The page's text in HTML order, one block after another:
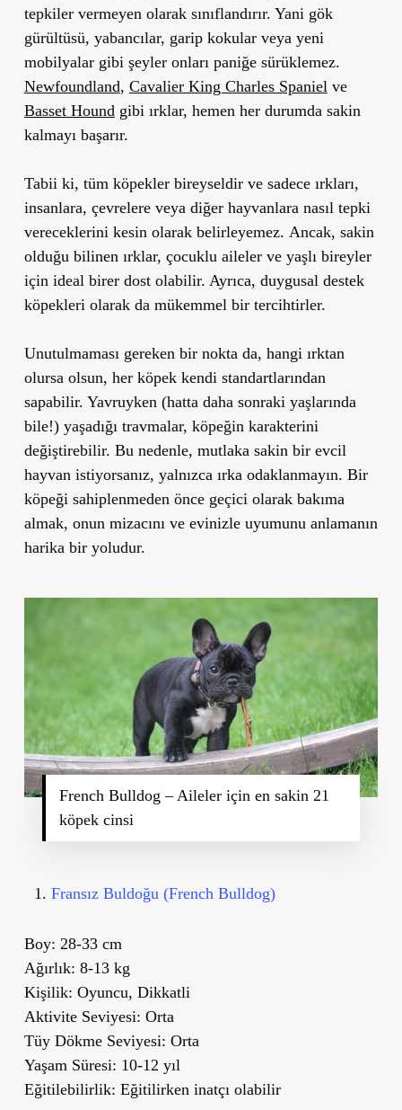
tepkiler vermeyen olarak sınıflandırır. Yani gök
gürültüsü, yabancılar, garip kokular veya yeni
mobilyalar gibi şeyler onları paniğe sürüklemez.
Newfoundland, Cavalier King Charles Spaniel ve
Basset Hound gibi ırklar, hemen her durumda sakin
kalmayı başarır.
Tabii ki, tüm köpekler bireyseldir ve sadece ırkları,
insanlara, çevrelere veya diğer hayvanlara nasıl tepki
vereceklerini kesin olarak belirleyemez. Ancak, sakin
olduğu bilinen ırklar, çocuklu aileler ve yaşlı bireyler
için ideal birer dost olabilir. Ayrıca, duygusal destek
köpekleri olarak da mükemmel bir tercihtirler.
Unutulmaması gereken bir nokta da, hangi ırktan
olursa olsun, her köpek kendi standartlarından
sapabilir. Yavruyken (hatta daha sonraki yaşlarında
bile!) yaşadığı travmalar, köpeğin karakterini
değiştirebilir. Bu nedenle, mutlaka sakin bir evcil
hayvan istiyorsanız, yalnızca ırka odaklanmayın. Bir
köpeği sahiplenmeden önce geçici olarak bakıma
almak, onun mizacını ve evinizle uyumunu anlamanın
harika bir yoludur.
French Bulldog – Aileler için en sakin 21
köpek cinsi
Fransız Buldoğu (French Bulldog)
Boy: 28-33 cm
Ağırlık: 8-13 kg
Kişilik: Oyuncu, Dikkatli
Aktivite Seviyesi: Orta
Tüy Dökme Seviyesi: Orta
Yaşam Süresi: 10-12 yıl
Eğitilebilirlik: Eğitilirken inatçı olabilir